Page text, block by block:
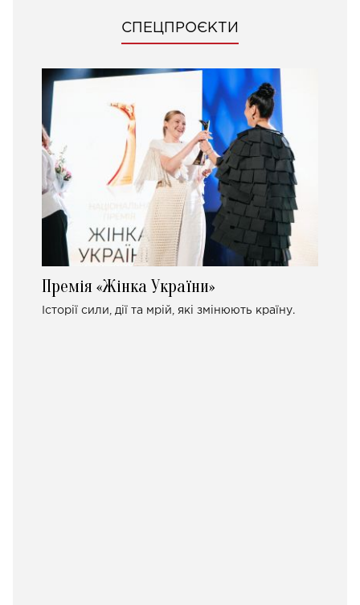
СПЕЦПРОЄКТИ
Премія «Жінка України»
Історії сили, дії та мрій, які змінюють країну.